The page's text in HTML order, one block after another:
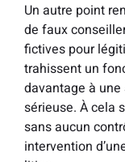
Un autre point
de faux
fictives pour
trahissent un
davantage à une
sérieuse. À cela
sans aucun
intervention